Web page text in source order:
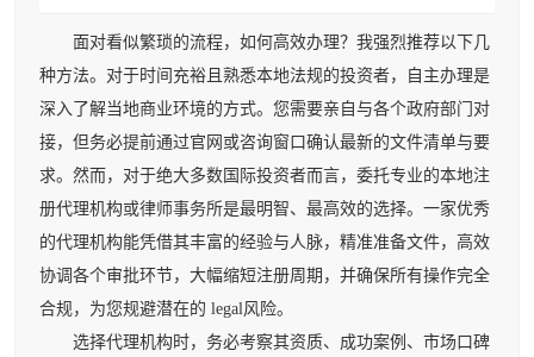
面对看似繁琐的流程，如何高效办理？我强烈推荐以下几
种方法。对于时间充裕且熟悉本地法规的投资者，自主办理是
深入了解当地商业环境的方式。您需要亲自与各个政府部门对
接，但务必提前通过官网或咨询窗口确认最新的文件清单与要
求。然而，对于绝大多数国际投资者而言，委托专业的本地注
册代理机构或律师事务所是最明智、最高效的选择。一家优秀
的代理机构能凭借其丰富的经验与人脉，精准准备文件，高效
协调各个审批环节，大幅缩短注册周期，并确保所有操作完全
合规，为您规避潜在的 legal风险。
选择代理机构时，务必考察其资质、成功案例、市场口碑